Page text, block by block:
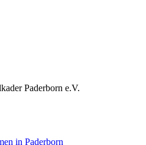
Paderborn e.V.
in Paderborn